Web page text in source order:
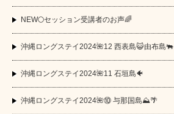
NEW🌕セッション受講者のお声🌈
沖縄ロングステイ2024🌺12 西表島😺由布島🐃
沖縄ロングステイ2024🌺11 石垣島🐠
沖縄ロングステイ2024🌺⑩ 与那国島⛰️🌴